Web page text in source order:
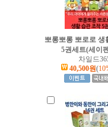
뽀롱뽀롱 뽀로로 생
5권세트(세이
차일드
40,500원(